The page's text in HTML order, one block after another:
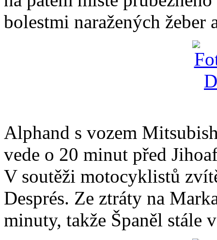
bolestmi naražených žeber
Alphand s vozem
vede o 20 minut před
V soutěži motocyklistů
Després. Ze ztráty na
minuty, takže Španěl stále